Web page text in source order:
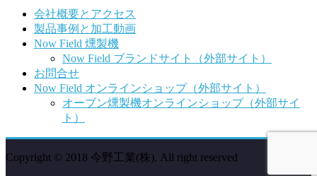
会社概要とアクセス
製品事例と加工動画
Now Field 燻製機
Now Field ブランドサイト（外部サイト）
お問合せ
Now Field オンラインショップ（外部サイト）
オーブン燻製機オンラインショップ（外部サイ
ト）
Copyright © 2018 今野工業(株). All right reserved